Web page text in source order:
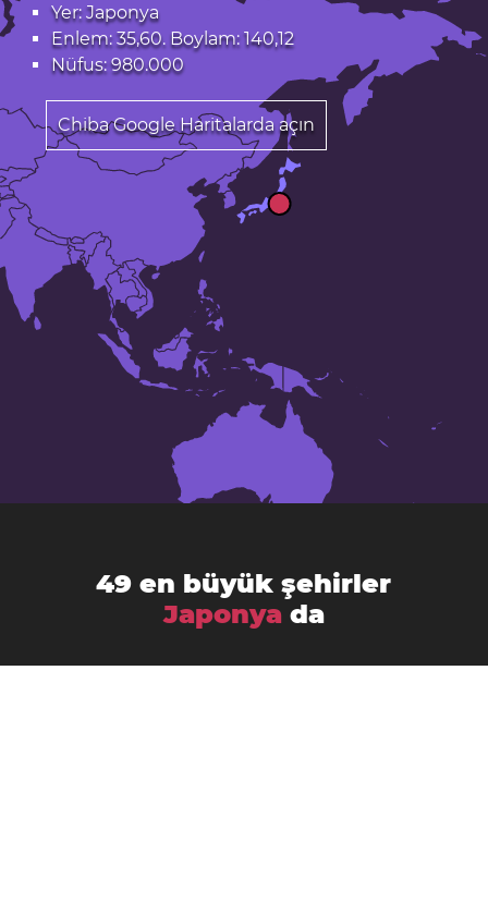
Yer: Japonya
Enlem: 35,60. Boylam: 140,12
Nüfus: 980.000
Chiba Google Haritalarda açın
49 en büyük şehirler
Japonyada